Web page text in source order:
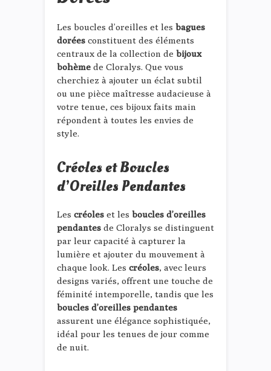
Les boucles d’oreilles et les bagues
dorées constituent des éléments
centraux de la collection de bijoux
bohème de Cloralys. Que vous
cherchiez à ajouter un éclat subtil
ou une pièce maîtresse audacieuse à
votre tenue, ces bijoux faits main
répondent à toutes les envies de
style.
Créoles et Boucles
d’Oreilles Pendantes
Les créoles et les boucles d’oreilles
pendantes de Cloralys se distinguent
par leur capacité à capturer la
lumière et ajouter du mouvement à
chaque look. Les créoles, avec leurs
designs variés, offrent une touche de
féminité intemporelle, tandis que les
boucles d’oreilles pendantes
assurent une élégance sophistiquée,
idéal pour les tenues de jour comme
de nuit.